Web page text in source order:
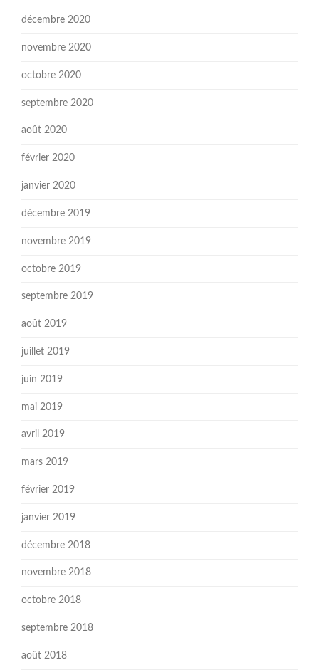
décembre 2020
novembre 2020
octobre 2020
septembre 2020
août 2020
février 2020
janvier 2020
décembre 2019
novembre 2019
octobre 2019
septembre 2019
août 2019
juillet 2019
juin 2019
mai 2019
avril 2019
mars 2019
février 2019
janvier 2019
décembre 2018
novembre 2018
octobre 2018
septembre 2018
août 2018